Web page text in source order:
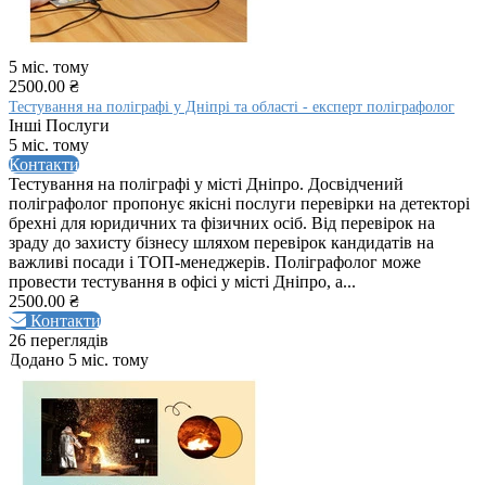
5 міс. тому
2500.00 ₴
Тестування на поліграфі у Дніпрі та області - експерт поліграфолог
Інші Послуги
5 міс. тому
Контакти
Тестування на поліграфі у місті Дніпро. Досвідчений
поліграфолог пропонує якісні послуги перевірки на детекторі
брехні для юридичних та фізичних осіб. Від перевірок на
зраду до захисту бізнесу шляхом перевірок кандидатів на
важливі посади і ТОП-менеджерів. Поліграфолог може
провести тестування в офісі у місті Дніпро, а...
2500.00 ₴
Контакти
26 переглядів
Додано 5 міс. тому